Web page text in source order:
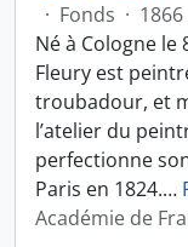
· Fonds ·
Né à Cologne le
Fleury est
troubadour, et
l’atelier du
perfectionne
Paris en 1824.…
Académie de